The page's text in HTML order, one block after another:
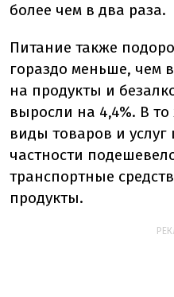
более чем в два раза.
Питание также
гораздо меньше, чем
на продукты и
выросли на 4,4%. В
виды товаров и
частности
транспортные
продукты.